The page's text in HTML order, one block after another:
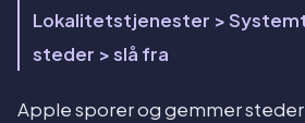
Lokalitetstjenester >
steder > slå fra
Apple sporer og gemmer